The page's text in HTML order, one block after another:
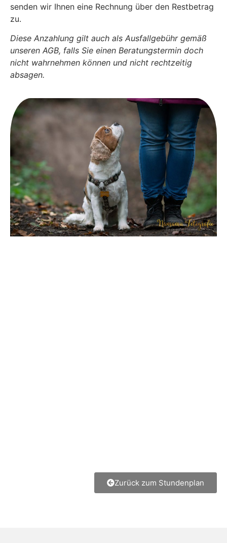
senden wir Ihnen eine Rechnung über den Restbetrag
zu.
Diese Anzahlung gilt auch als Ausfallgebühr gemäß
unseren AGB, falls Sie einen Beratungstermin doch
nicht wahrnehmen können und nicht rechtzeitig
absagen.
Zurück zum Stundenplan